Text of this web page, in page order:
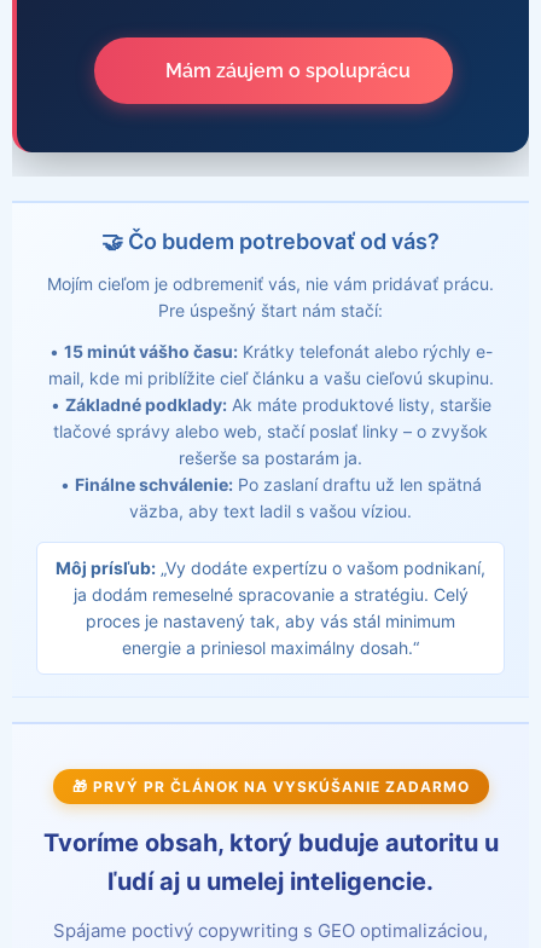
✉️ Mám záujem o spoluprácu
🤝 Čo budem potrebovať od vás?
Mojím cieľom je odbremeniť vás, nie vám pridávať prácu.
Pre úspešný štart nám stačí:
• 15 minút vášho času:Krátky telefonát alebo rýchly e-
mail, kde mi priblížite cieľ článku a vašu cieľovú skupinu.
• Základné podklady:Ak máte produktové listy, staršie
tlačové správy alebo web, stačí poslať linky – o zvyšok
rešerše sa postarám ja.
• Finálne schválenie:Po zaslaní draftu už len spätná
väzba, aby text ladil s vašou víziou.
Môj prísľub: „Vy dodáte expertízu o vašom podnikaní,
ja dodám remeselné spracovanie a stratégiu. Celý
proces je nastavený tak, aby vás stál minimum
energie a priniesol maximálny dosah.“
🎁 PRVÝ PR ČLÁNOK NA VYSKÚŠANIE ZADARMO
Tvoríme obsah, ktorý buduje autoritu u
ľudí aj u umelej inteligencie.
Spájame poctivý copywriting s GEO optimalizáciou,